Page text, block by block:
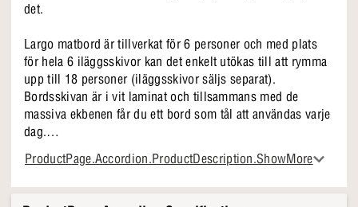
det.
Largo matbord är tillverkat för 6 personer och med plats
för hela 6 iläggsskivor kan det enkelt utökas till att rymma
upp till 18 personer (iläggsskivor säljs separat).
Bordsskivan är i vit laminat och tillsammans med de
massiva ekbenen får du ett bord som tål att användas varje
dag.
Varför vi älskar Largo
• Plats för 8 personer, utdragbart upp till 18
• Bordsskiva i vit högtryckslaminat med ek-kant
ProductPage.Accordion.ProductDescription.ShowMore